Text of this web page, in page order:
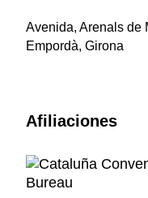
Avenida, Arenals de
Empordà, Girona
Afiliaciones